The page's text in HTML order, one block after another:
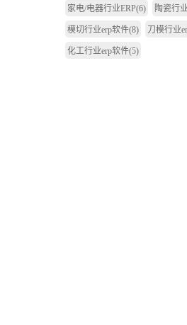
家电/电器行业ERP(6) 陶瓷行
模切行业erp软件(8) 刀模行业
化工行业erp软件(5)